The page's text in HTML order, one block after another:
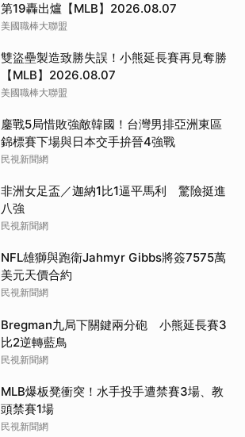
第19轟出爐【MLB】2026.08.07
美國職棒大聯盟
雙盜壘製造致勝失誤！小熊延長賽再見奪勝
【MLB】2026.08.07
美國職棒大聯盟
鏖戰5局惜敗強敵韓國！台灣男排亞洲東區
錦標賽下場與日本交手拚晉4強戰
民視新聞網
非洲女足盃／迦納1比1逼平馬利 驚險挺進
八強
民視新聞網
NFL雄獅與跑衛Jahmyr Gibbs將簽7575萬
美元天價合約
民視新聞網
Bregman九局下關鍵兩分砲 小熊延長賽3
比2逆轉藍鳥
民視新聞網
MLB爆板凳衝突！水手投手遭禁賽3場、教
頭禁賽1場
民視新聞網